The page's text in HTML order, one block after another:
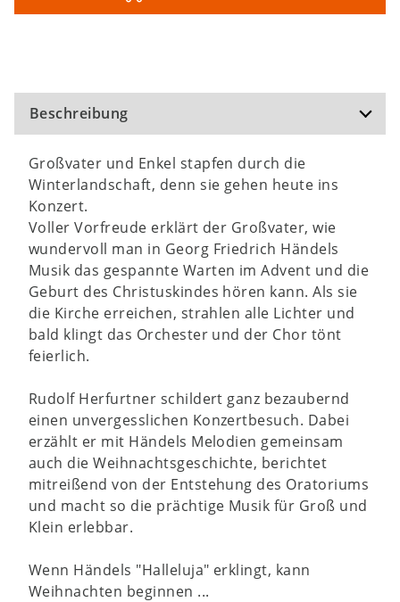
Beschreibung
Großvater und Enkel stapfen durch die
Winterlandschaft, denn sie gehen heute ins
Konzert.
Voller Vorfreude erklärt der Großvater, wie
wundervoll man in Georg Friedrich Händels
Musik das gespannte Warten im Advent und die
Geburt des Christuskindes hören kann. Als sie
die Kirche erreichen, strahlen alle Lichter und
bald klingt das Orchester und der Chor tönt
feierlich.
Rudolf Herfurtner schildert ganz bezaubernd
einen unvergesslichen Konzertbesuch. Dabei
erzählt er mit Händels Melodien gemeinsam
auch die Weihnachtsgeschichte, berichtet
mitreißend von der Entstehung des Oratoriums
und macht so die prächtige Musik für Groß und
Klein erlebbar.
Wenn Händels "Halleluja" erklingt, kann
Weihnachten beginnen ...